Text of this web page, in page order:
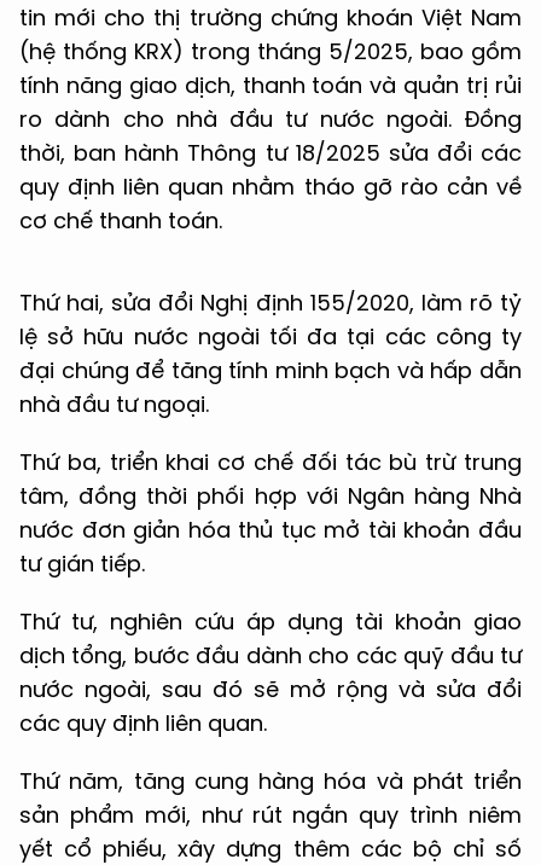
tin mới cho thị trường chứng khoán Việt Nam
(hệ thống KRX) trong tháng 5/2025, bao gồm
tính năng giao dịch, thanh toán và quản trị rủi
ro dành cho nhà đầu tư nước ngoài. Đồng
thời, ban hành Thông tư 18/2025 sửa đổi các
quy định liên quan nhằm tháo gỡ rào cản về
cơ chế thanh toán.
Thứ hai, sửa đổi Nghị định 155/2020, làm rõ tỷ
lệ sở hữu nước ngoài tối đa tại các công ty
đại chúng để tăng tính minh bạch và hấp dẫn
nhà đầu tư ngoại.
Thứ ba, triển khai cơ chế đối tác bù trừ trung
tâm, đồng thời phối hợp với Ngân hàng Nhà
nước đơn giản hóa thủ tục mở tài khoản đầu
tư gián tiếp.
Thứ tư, nghiên cứu áp dụng tài khoản giao
dịch tổng, bước đầu dành cho các quỹ đầu tư
nước ngoài, sau đó sẽ mở rộng và sửa đổi
các quy định liên quan.
Thứ năm, tăng cung hàng hóa và phát triển
sản phẩm mới, như rút ngắn quy trình niêm
yết cổ phiếu, xây dựng thêm các bộ chỉ số